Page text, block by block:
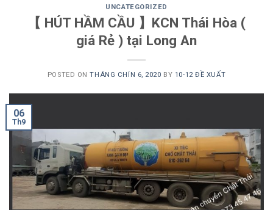
UNCATEGORIZED
【 HÚT HẦM CẦU 】KCN Thái Hòa (
giá Rẻ ) tại Long An
POSTED ONTHÁNG CHÍN 6, 2020 BY 10-12 ĐỀ XUẤT
06
Th9